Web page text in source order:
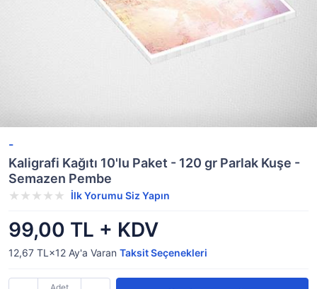
-
Kaligrafi Kağıtı 10'lu Paket - 120 gr Parlak Kuşe -
Semazen Pembe
İlk Yorumu Siz Yapın
99,00 TL + KDV
12,67 TL×12 Ay'a Varan Taksit Seçenekleri